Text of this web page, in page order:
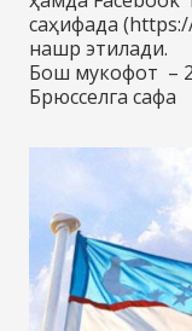
саҳифада
нашр этилади.
Бош мукофот –
Брюсселга сафа